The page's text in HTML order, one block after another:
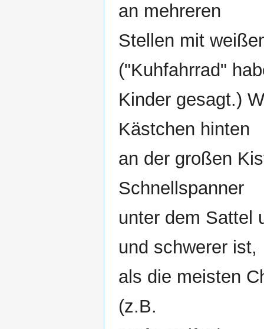
an mehreren
Stellen mit
("Kuhfahrrad"
Kinder gesagt.)
Kästchen hinten
an der großen
Schnellspanner
unter dem Sattel
und schwerer ist,
als die meisten
(z.B.